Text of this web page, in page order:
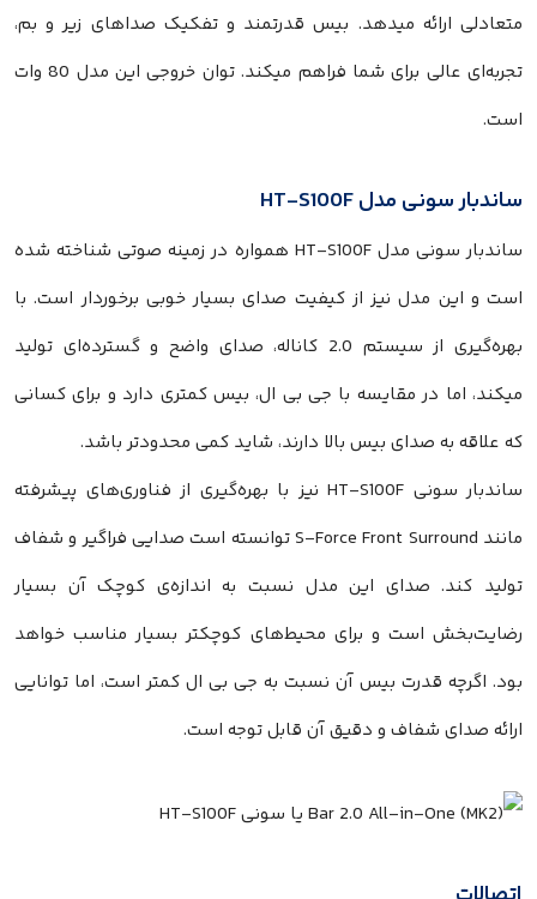
متعادلی ارائه میدهد. بیس قدرتمند و تفکیک صداهای زیر و بم،
تجربه‌ای عالی برای شما فراهم میکند. توان خروجی این مدل 80 وات
است.
ساندبار سونی مدل HT-S100F
ساندبار سونی مدل HT-S100F همواره در زمینه صوتی شناخته شده
است و این مدل نیز از کیفیت صدای بسیار خوبی برخوردار است. با
بهره‌گیری از سیستم 2.0 کاناله، صدای واضح و گسترده‌ای تولید
میکند، اما در مقایسه با جی بی ال، بیس کمتری دارد و برای کسانی
که علاقه به صدای بیس بالا دارند، شاید کمی محدودتر باشد.
ساندبار سونی HT-S100F نیز با بهره‌گیری از فناوری‌های پیشرفته
مانند S-Force Front Surround توانسته است صدایی فراگیر و شفاف
تولید کند. صدای این مدل نسبت به اندازه‌ی کوچک آن بسیار
رضایت‌بخش است و برای محیط‌های کوچکتر بسیار مناسب خواهد
بود. اگرچه قدرت بیس آن نسبت به جی بی ال کمتر است، اما توانایی
ارائه صدای شفاف و دقیق آن قابل توجه است.